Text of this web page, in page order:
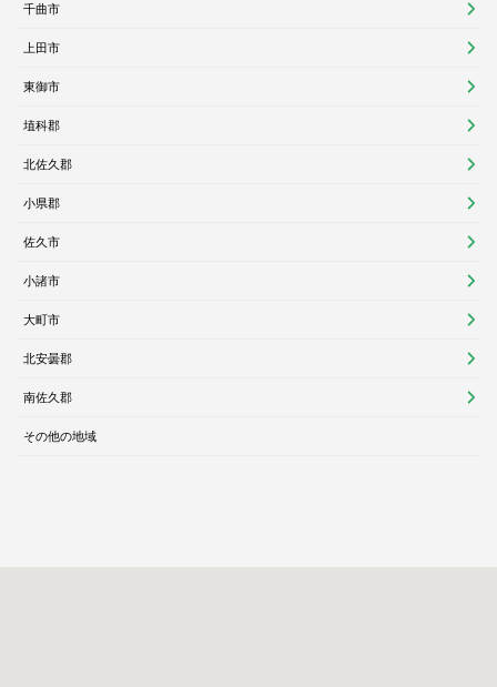
千曲市
上田市
東御市
埴科郡
北佐久郡
小県郡
佐久市
小諸市
大町市
北安曇郡
南佐久郡
その他の地域